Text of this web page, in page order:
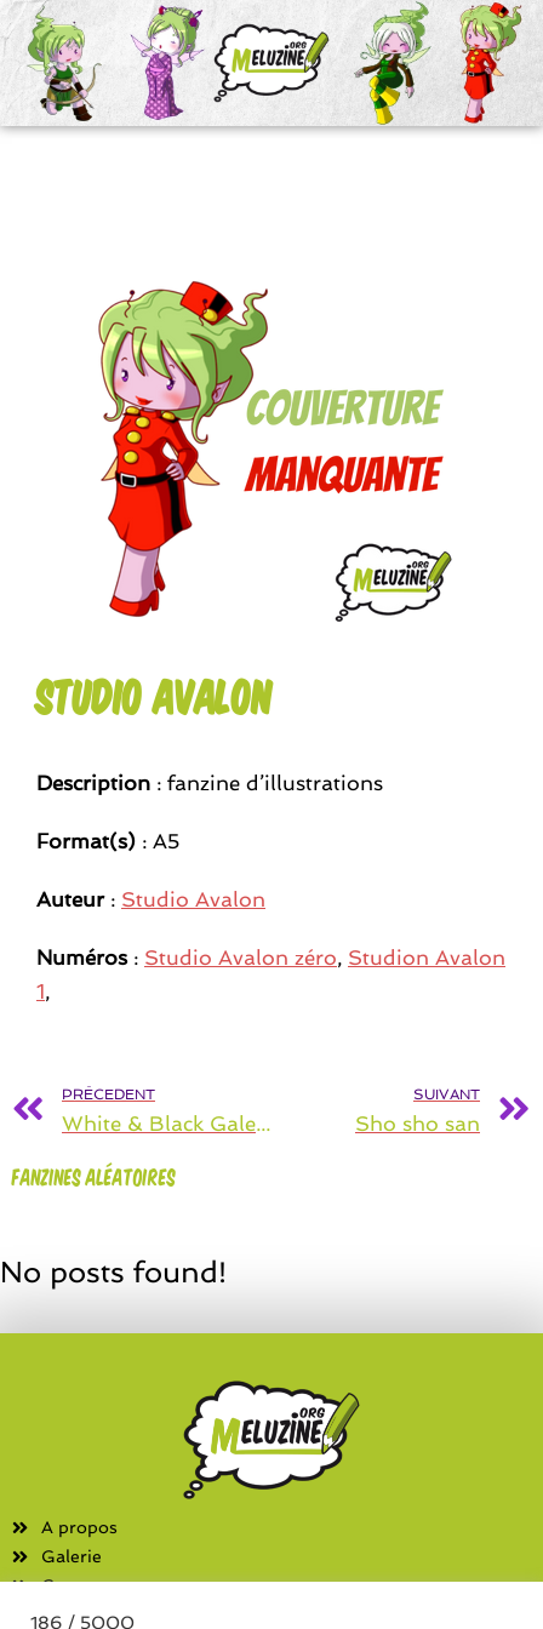
Studio Avalon
Description : fanzine d’illustrations
Format(s) : A5
Auteur: Studio Avalon
Numéros: Studio Avalon zéro, Studion Avalon
1,
PRÉCEDENT
White & Black Galerie
SUIVANT
Sho sho san
Fanzines aléatoires
No posts found!
A propos
Galerie
Contact
186 / 5000